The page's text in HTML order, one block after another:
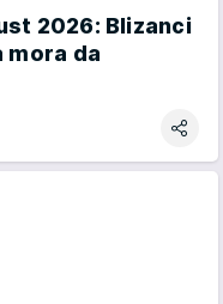
2026: Blizanci
mora da